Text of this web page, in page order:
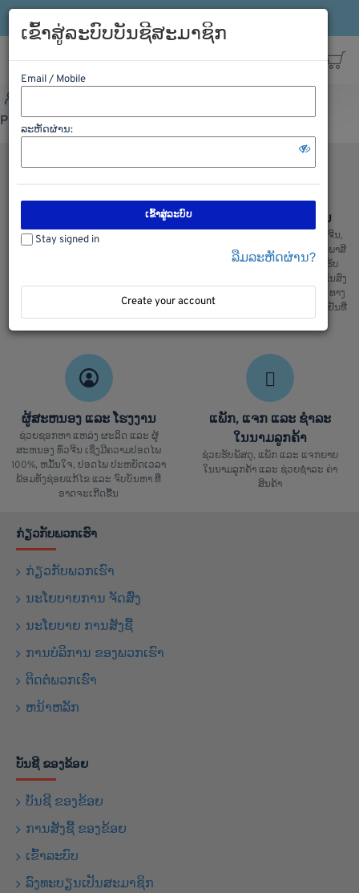
Please Login first
ພວກເຮົາມີລະບົບການຮັກສາຄວາມປອດ
ການຂົນສົ່ງ ຈີນ ລາວ ຈີນ
ບໍລິການຂົນສົ່ງ ຈີນ ລາວ ແລະ ລາວຈີນ,
ຂົນສົ່ງ ໄທ ລາວ ແລະ ລາວ ໄທ, ເຄັຍພາສີ
ແລ່ນຫນັງສື ຊິ້ບປີ້ງ ພ້ອມທັງມີລົດ ຮັບ
ເຄື່ອງຈາກຫນ້າໂຮງງານ ສະເພາະ ຂົນສົ່ງ
ທງຈີນ : ພວກເຮົາມີ ຂົນສົ່ງ ທາງລົດ, ທາງ
ເຮື່ອ, ທາງລົດໄຟ ແລະ ຂົນສົ່ງເຄື່ອງເຢັນທີ່
ສ່າງຄຸນມີ້ງ
ຜູ້ສະຫນອງ ແລະ ໂຮງງານ
ຊ່ວຍຊອກຫາ ແຫລ່ງ ຜະລິດ ແລະ ຜູ້
ສະຫນອງ ທົ່ວຈີນ ເຊິ່ງມີຄວາມປອດໄພ
100%, ຫມັ້ນໃຈ, ປອດໄພ ປະຫຍັດເວລາ
ພ້ອມທັງຊ່ອຍແກ້ໄຂ ແລະ ຈົບບັນຫາ ທີ່
ອາດຈະເກີດຂື້ນ
ແພັກ, ແຈກ ແລະ ຊຳລະ
ໃນນາມລູກຄ້າ
ຊ່ວຍຮັບພັສດຸ, ແພັກ ແລະ ແຈກຍາຍ
ໃນນາມລູກຄ້າ ແລະ ຊ່ວຍຊຳລະ ຄ່າ
ສິນຄ້າ
ກ່ຽວກັບພວກເຮົາ
ກ່ຽວກັບພວກເຮົາ
ນະໂຍບາຍການ ຈັດສົ່ງ
ນະໂຍບາຍ ການສັງຊື້
ການບໍລິການ ຂອງພວກເຮົາ
ຕິດຕໍ່ພວກເຮົາ
ຫນ້າຫລັກ
ບັນຊີ ຂອງຂ້ອຍ
ບັນຊີ ຂອງຂ້ອຍ
ການສັງຊື້ ຂອງຂ້ອຍ
ເຂົ້າລະບົບ
ລົງທະບຽນເປັນສະມາຊິກ
ເຂົ້າສູ່ລະບົບບັນຊີສະມາຊິກ
Email / Mobile
ລະຫັດຜ່ານ:
ເຂົ້າສູ່ລະບົບ
Stay signed in
ລືມລະຫັດຜ່ານ?
Create your account